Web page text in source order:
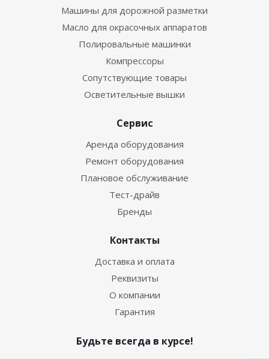
Машины для дорожной разметки
Масло для окрасочных аппаратов
Полировальные машинки
Компрессоры
Сопутствующие товары
Осветительные вышки
Сервис
Аренда оборудования
Ремонт оборудования
Плановое обслуживание
Тест-драйв
Бренды
Контакты
Доставка и оплата
Реквизиты
О компании
Гарантия
Будьте всегда в курсе!